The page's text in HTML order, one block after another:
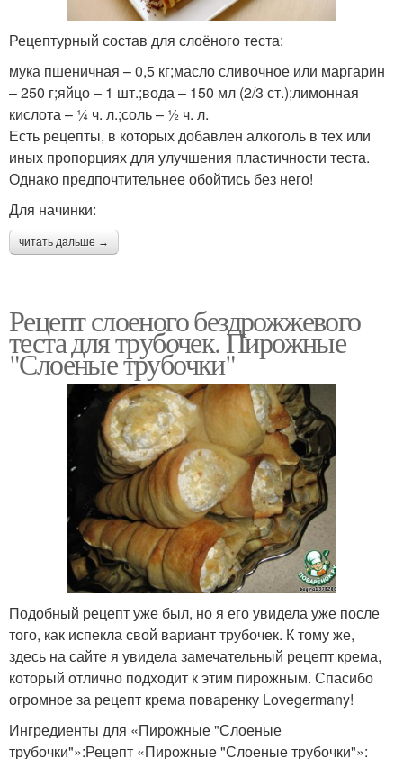
Рецептурный состав для слоёного теста:
мука пшеничная – 0,5 кг;масло сливочное или маргарин
– 250 г;яйцо – 1 шт.;вода – 150 мл (2/3 ст.);лимонная
кислота – ¼ ч. л.;соль – ½ ч. л.
Есть рецепты, в которых добавлен алкоголь в тех или
иных пропорциях для улучшения пластичности теста.
Однако предпочтительнее обойтись без него!
Для начинки:
читать дальше →
Рецепт слоеного бездрожжевого
теста для трубочек. Пирожные
"Слоеные трубочки"
Подобный рецепт уже был, но я его увидела уже после
того, как испекла свой вариант трубочек. К тому же,
здесь на сайте я увидела замечательный рецепт крема,
который отлично подходит к этим пирожным. Спасибо
огромное за рецепт крема поваренку Lovegermany!
Ингредиенты для «Пирожные "Слоеные
трубочки"»:Рецепт «Пирожные "Слоеные трубочки"»: